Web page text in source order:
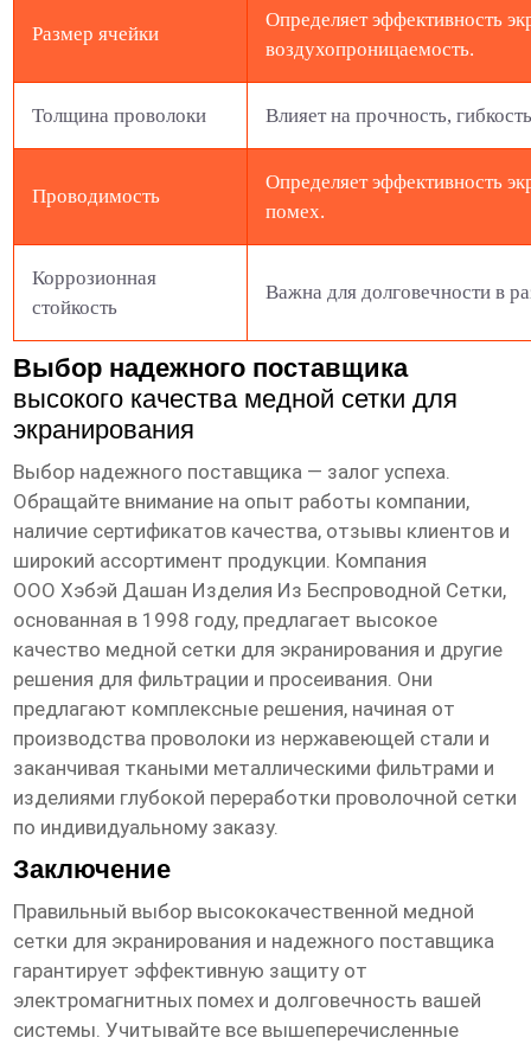
Размер ячейки
Определяет эффективность
воздухопроницаемость.
Толщина проволоки Влияет на прочность,
Проводимость
Определяет эффективность
помех.
Коррозионная
стойкость
Важна для долговечности в
Выбор надежного поставщика
высокого качества медной сетки для
экранирования
Выбор надежного поставщика — залог успеха.
Обращайте внимание на опыт работы компании,
наличие сертификатов качества, отзывы клиентов и
широкий ассортимент продукции. Компания
ООО Хэбэй Дашан Изделия Из Беспроводной Сетки,
основанная в 1998 году, предлагает высокое
качество медной сетки для экранирования и другие
решения для фильтрации и просеивания. Они
предлагают комплексные решения, начиная от
производства проволоки из нержавеющей стали и
заканчивая ткаными металлическими фильтрами и
изделиями глубокой переработки проволочной сетки
по индивидуальному заказу.
Заключение
Правильный выбор высококачественной медной
сетки для экранирования и надежного поставщика
гарантирует эффективную защиту от
электромагнитных помех и долговечность вашей
системы. Учитывайте все вышеперечисленные